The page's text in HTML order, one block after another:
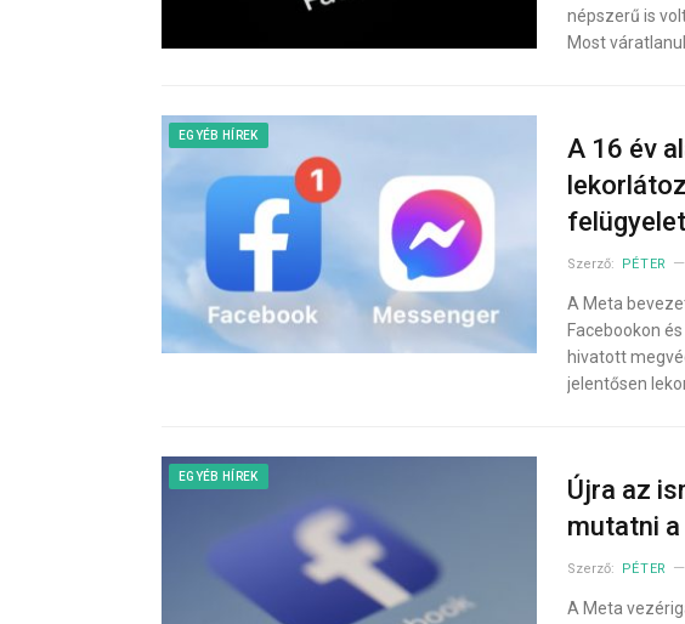
népszerű is
Most
EGYÉB HÍREK
A 16 év
Szerző: PÉTER
A Meta
Facebookon
hivatott
jelentősen
EGYÉB HÍREK
Újra az
mutatni
Szerző: PÉTER
A Meta